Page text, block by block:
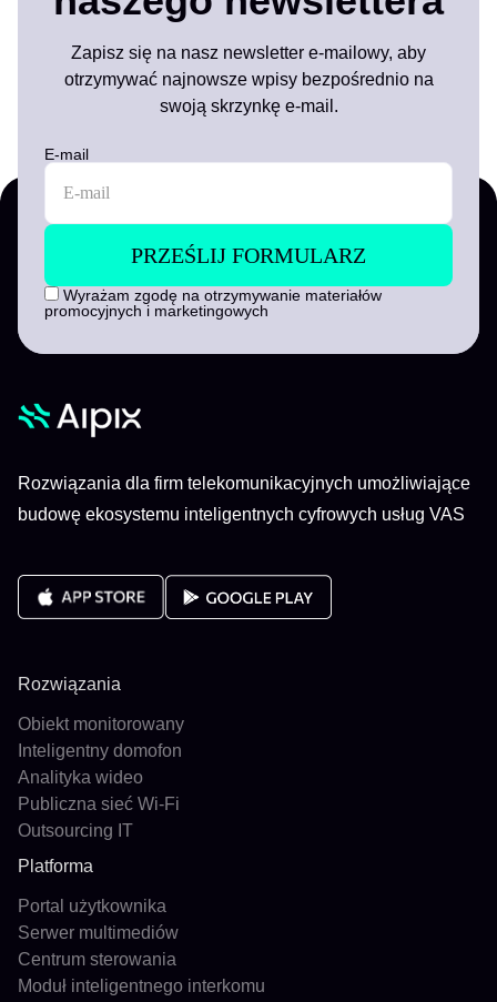
Zapisz się na nasz newsletter e-mailowy, aby
otrzymywać najnowsze wpisy bezpośrednio na
swoją skrzynkę e-mail.
E-mail
Wyrażam zgodę na otrzymywanie materiałów
promocyjnych i marketingowych
Rozwiązania dla firm telekomunikacyjnych umożliwiające
budowę ekosystemu inteligentnych cyfrowych usług VAS
Rozwiązania
Obiekt monitorowany
Inteligentny domofon
Analityka wideo
Publiczna sieć Wi-Fi
Outsourcing IT
Platforma
Portal użytkownika
Serwer multimediów
Centrum sterowania
Moduł inteligentnego interkomu